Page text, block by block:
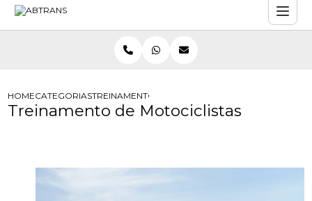
HOMECATEGORIASTREINAMENTO DE MOTOCICLISTAS
Treinamento de Motociclistas